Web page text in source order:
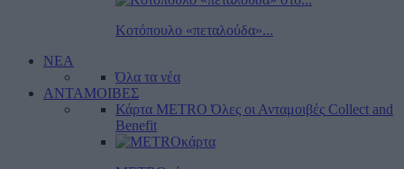
Κοτόπουλο «πεταλούδα»...
ΝΕΑ
Όλα τα νέα
ΑΝΤΑΜΟΙΒΕΣ
Κάρτα METRO Όλες οι Ανταμοιβές Collect and
Benefit